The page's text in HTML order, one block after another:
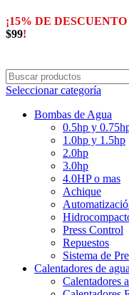
¡15% DE DESCUENTO
$99!
Seleccionar categoría
Bombas de Agua
0.5hp y
1.0hp y 1.5hp
2.0hp
3.0hp
4.0HP o mas
Achique
Press Control
Repuestos
Sistema de
Calentadores de agua
Calentadores